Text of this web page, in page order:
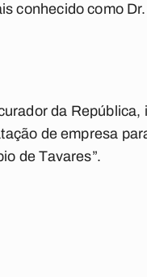
conhecido como
da
de empresa
de Tavares”.